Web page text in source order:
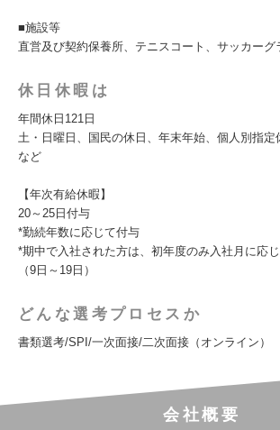
■施設等
直営及び契約保養所、テニスコート、サッカーグ
休日休暇は
年間休日121日
土・日曜日、国民の休日、年末年始、個人別指定
など
【年次有給休暇】
20～25日付与
*勤続年数に応じて付与
*期中で入社された方は、初年度のみ入社月に応じ
（9日～19日）
どんな選考プロセスか
書類選考/SPI/一次面接/二次面接（オンライン）
会社概要